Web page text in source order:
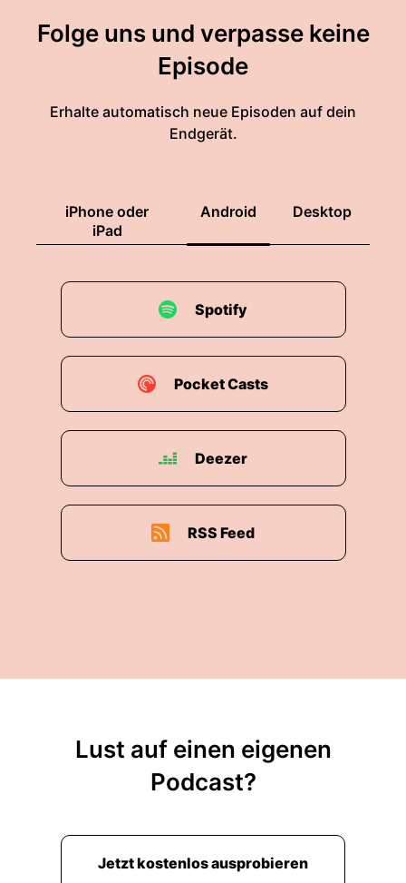
Folge uns und verpasse keine
Episode
Erhalte automatisch neue Episoden auf dein
Endgerät.
iPhone oder
iPad
Android Desktop
Spotify
Pocket Casts
Deezer
RSS Feed
Lust auf einen eigenen
Podcast?
Jetzt kostenlos ausprobieren